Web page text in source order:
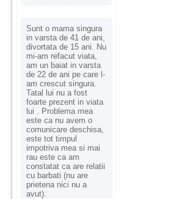
Sunt o mama singura
in varsta de 41 de ani,
divortata de 15 ani. Nu
mi-am refacut viata,
am un baiat in varsta
de 22 de ani pe care l-
am crescut singura.
Tatal lui nu a fost
foarte prezent in viata
lui . Problema mea
este ca nu avem o
comunicare deschisa,
este tot timpul
impotriva mea si mai
rau este ca am
constatat ca are relatii
cu barbati (nu are
prietena nici nu a
avut).